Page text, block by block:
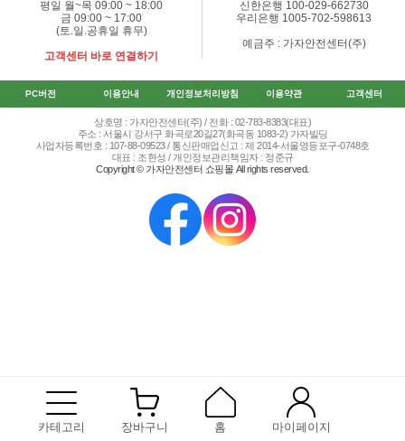
카테고리 장바구니 홈 마이페이지
평일 월~목 09:00 ~ 18:00
금 09:00 ~ 17:00
(토.일.공휴일 휴무)
고객센터 바로 연결하기
신한은행 100-029-662730
우리은행 1005-702-598613
예금주 : 가자안전센터(주)
PC버전 이용안내 개인정보처리방침 이용약관 고객센터
상호명 : 가자안전센터(주) / 전화 : 02-783-8383(대표)
주소 : 서울시 강서구 화곡로20길27(화곡동 1083-2) 가자빌딩
사업자등록번호 : 107-88-09523 / 통신판매업신고 : 제 2014-서울영등포구-0748호
대표 : 조현성 / 개인정보관리책임자 : 정준규
Copyright © 가자안전센터 쇼핑몰 All rights reserved.